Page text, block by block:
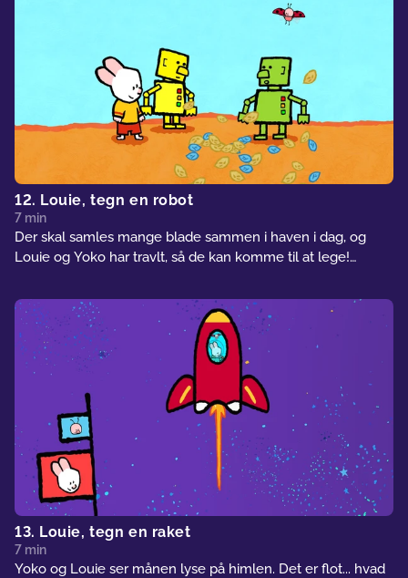
12. Louie, tegn en robot
7 min
Der skal samles mange blade sammen i haven i dag, og
Louie og Yoko har travlt, så de kan komme til at lege!
robot, som skal hjælpe dem med at samle alle bladene
sammen. Det er en god idé, men robotten vil også gerne
lege!
13. Louie, tegn en raket
7 min
Yoko og Louie ser månen lyse på himlen. Det er flot... hvad